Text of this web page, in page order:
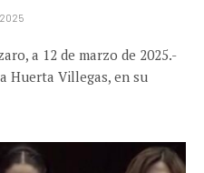
a 12 de marzo de 2025.-
Huerta Villegas, en su